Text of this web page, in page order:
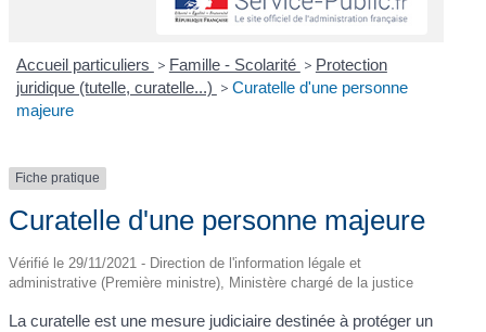
Accueil particuliers > Famille - Scolarité > Protection
juridique (tutelle, curatelle...) > Curatelle d'une personne
majeure
Fiche pratique
Curatelle d'une personne majeure
Vérifié le 29/11/2021 - Direction de l'information légale et
administrative (Première ministre), Ministère chargé de la justice
La curatelle est une mesure judiciaire destinée à protéger un